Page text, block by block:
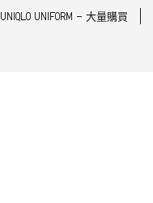
UNIQLO UNIFORM - 大量購買